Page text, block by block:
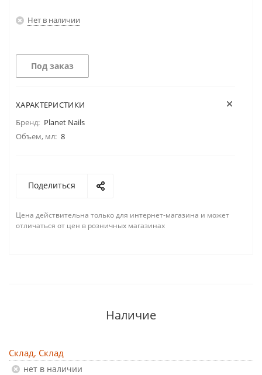
Нет в наличии
Под заказ
ХАРАКТЕРИСТИКИ
Бренд: Planet Nails
Объем, мл: 8
Поделиться
Цена действительна только для интернет-магазина и может
отличаться от цен в розничных магазинах
Наличие
Склад, Склад
Нет в наличии